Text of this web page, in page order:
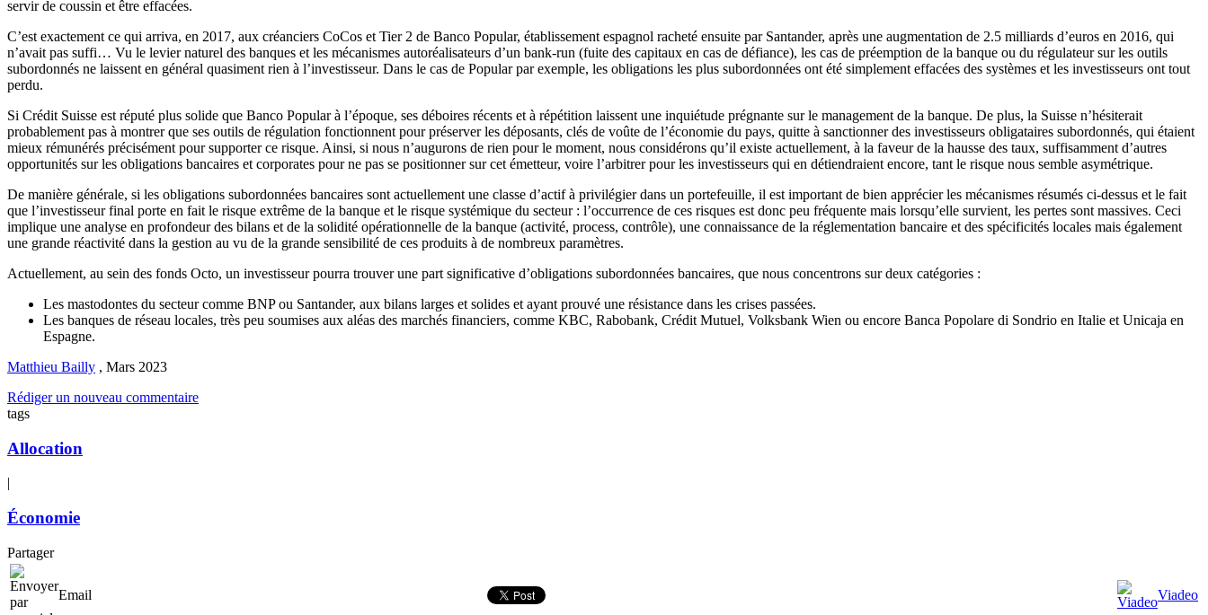
servir de coussin et être effacées.
C’est exactement ce qui arriva, en 2017, aux créanciers CoCos et Tier 2 de Banco Popular, établissement espagnol racheté ensuite par Santander, après une augmentation de 2.5 milliards d’euros en 2016, qui
n’avait pas suffi… Vu le levier naturel des banques et les mécanismes autoréalisateurs d’un bank-run (fuite des capitaux en cas de défiance), les cas de préemption de la banque ou du régulateur sur les outils
subordonnés ne laissent en général quasiment rien à l’investisseur. Dans le cas de Popular par exemple, les obligations les plus subordonnées ont été simplement effacées des systèmes et les investisseurs ont tout
perdu.
Si Crédit Suisse est réputé plus solide que Banco Popular à l’époque, ses déboires récents et à répétition laissent une inquiétude prégnante sur le management de la banque. De plus, la Suisse n’hésiterait
probablement pas à montrer que ses outils de régulation fonctionnent pour préserver les déposants, clés de voûte de l’économie du pays, quitte à sanctionner des investisseurs obligataires subordonnés, qui étaient
mieux rémunérés précisément pour supporter ce risque. Ainsi, si nous n’augurons de rien pour le moment, nous considérons qu’il existe actuellement, à la faveur de la hausse des taux, suffisamment d’autres
opportunités sur les obligations bancaires et corporates pour ne pas se positionner sur cet émetteur, voire l’arbitrer pour les investisseurs qui en détiendraient encore, tant le risque nous semble asymétrique.
De manière générale, si les obligations subordonnées bancaires sont actuellement une classe d’actif à privilégier dans un portefeuille, il est important de bien apprécier les mécanismes résumés ci-dessus et le fait
que l’investisseur final porte en fait le risque extrême de la banque et le risque systémique du secteur : l’occurrence de ces risques est donc peu fréquente mais lorsqu’elle survient, les pertes sont massives. Ceci
implique une analyse en profondeur des bilans et de la solidité opérationnelle de la banque (activité, process, contrôle), une connaissance de la réglementation bancaire et des spécificités locales mais également
une grande réactivité dans la gestion au vu de la grande sensibilité de ces produits à de nombreux paramètres.
Actuellement, au sein des fonds Octo, un investisseur pourra trouver une part significative d’obligations subordonnées bancaires, que nous concentrons sur deux catégories :
Les mastodontes du secteur comme BNP ou Santander, aux bilans larges et solides et ayant prouvé une résistance dans les crises passées.
Les banques de réseau locales, très peu soumises aux aléas des marchés financiers, comme KBC, Rabobank, Crédit Mutuel, Volksbank Wien ou encore Banca Popolare di Sondrio en Italie et Unicaja en
Espagne.
Matthieu Bailly , Mars 2023
Rédiger un nouveau commentaire
tags
Allocation
|
Économie
Partager
Email Viadeo